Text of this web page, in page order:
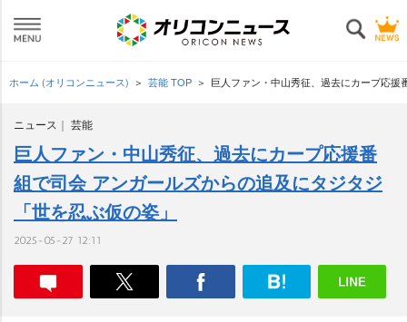
ホーム (オリコンニュース) 芸能 TOP 巨人ファン・中山秀征、過去にカープ応
ニュース 芸能
巨人ファン・中山秀征、過去にカープ応援番
組で司会 アンガールズからの追及にタジタジ
「世を忍ぶ仮の姿」
2025-05-27 12:11